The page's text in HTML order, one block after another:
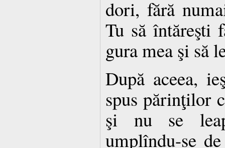
dori, fără
Tu să întăreşti
gura mea şi să
După aceea,
spus părinţilor
şi nu se
umplîndu-se